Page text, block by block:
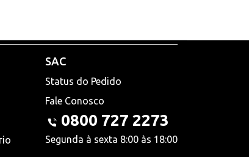
SAC
Status do Pedido
Fale Conosco
0800 727 2273
Segunda à sexta 8:00 às 18:00